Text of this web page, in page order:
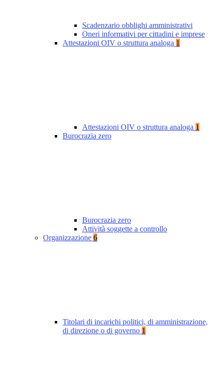
Scadenzario obblighi amministrativi
Oneri informativi per cittadini e imprese
Attestazioni OIV o struttura analoga 1
Attestazioni OIV o struttura analoga 1
Burocrazia zero
Burocrazia zero
Attività soggette a controllo
Organizzazione 6
Titolari di incarichi politici, di amministrazione,
di direzione o di governo 1